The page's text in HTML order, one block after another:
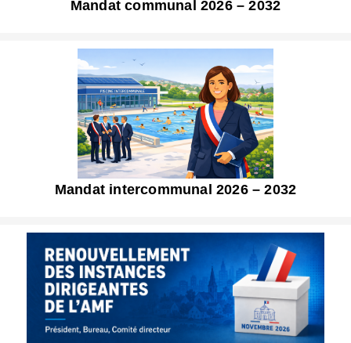
Mandat communal 2026 – 2032
Mandat intercommunal 2026 – 2032